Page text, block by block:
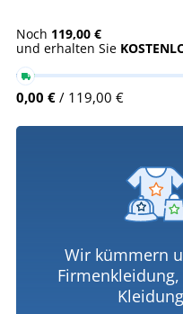
Noch 119,00 €
und erhalten Sie
0,00 € / 119,00 €
Wir kümmern